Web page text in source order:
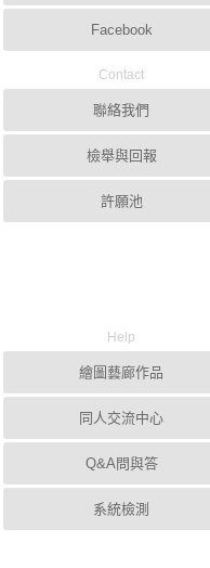
Facebook
Contact
聯絡我們
檢舉與回報
許願池
Help
繪圖藝廊作品
同人交流中心
Q&A問與答
系統檢測